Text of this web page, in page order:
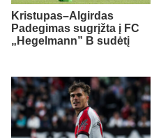
Kristupas–Algirdas
Padegimas sugrįžta į FC
„Hegelmann” B sudėtį